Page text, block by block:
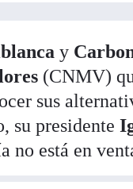
y
(CNMV)
sus
su presidente
no está en